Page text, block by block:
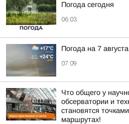
Погода сегодня
06:03
Погода на 7 августа
07:09
Что общего у
обсерватории и
становятся
маршрутах!